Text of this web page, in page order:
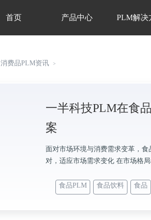
首页 产品中心 PLM解决
消费品PLM资讯 >
一半科技PLM在食
案
面对市场环境与消费需求变革，
对，适应市场需求变化 在市场格
食品PLM 食品饮料 食品